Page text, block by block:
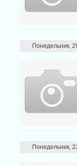
Понедельник,
Понедельник,